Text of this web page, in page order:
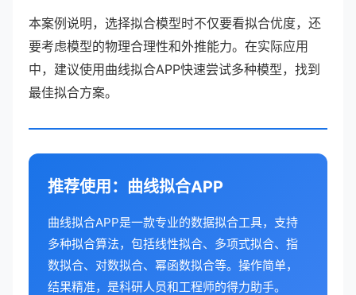
本案例说明，选择拟合模型时不仅要看拟合优度，还
要考虑模型的物理合理性和外推能力。在实际应用
中，建议使用曲线拟合APP快速尝试多种模型，找到
最佳拟合方案。
推荐使用：曲线拟合APP
曲线拟合APP是一款专业的数据拟合工具，支持
多种拟合算法，包括线性拟合、多项式拟合、指
数拟合、对数拟合、幂函数拟合等。操作简单，
结果精准，是科研人员和工程师的得力助手。